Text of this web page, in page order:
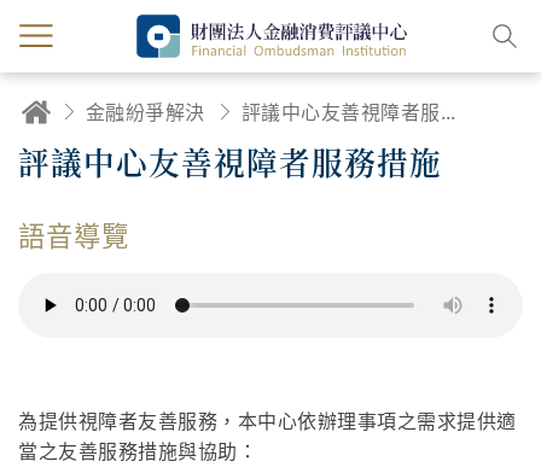
金融紛爭解決 評議中心友善視障者服務措施
評議中心友善視障者服務措施
語音導覽
為提供視障者友善服務，本中心依辦理事項之需求提供適
當之友善服務措施與協助：